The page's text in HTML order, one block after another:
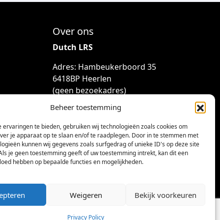
Beheer toestemming
ervaringen te bieden, gebruiken wij technologieën zoals cookies om
je apparaat op te slaan en/of te raadplegen. Door in te stemmen met
kunnen wij gegevens zoals surfgedrag of unieke ID's op deze site
je geen toestemming geeft of uw toestemming intrekt, kan dit een
hebben op bepaalde functies en mogelijkheden.
Weigeren Bekijk voorkeuren
Privacy Policy
Over ons
Dutch LRS
Adres: Hambeukerboord 35
6418BP Heerlen
(geen bezoekadres)
info@dutchlrs.nl
+31 45 2123953
KvK-nummer: 96002824
Btw-id: NL867424114B01